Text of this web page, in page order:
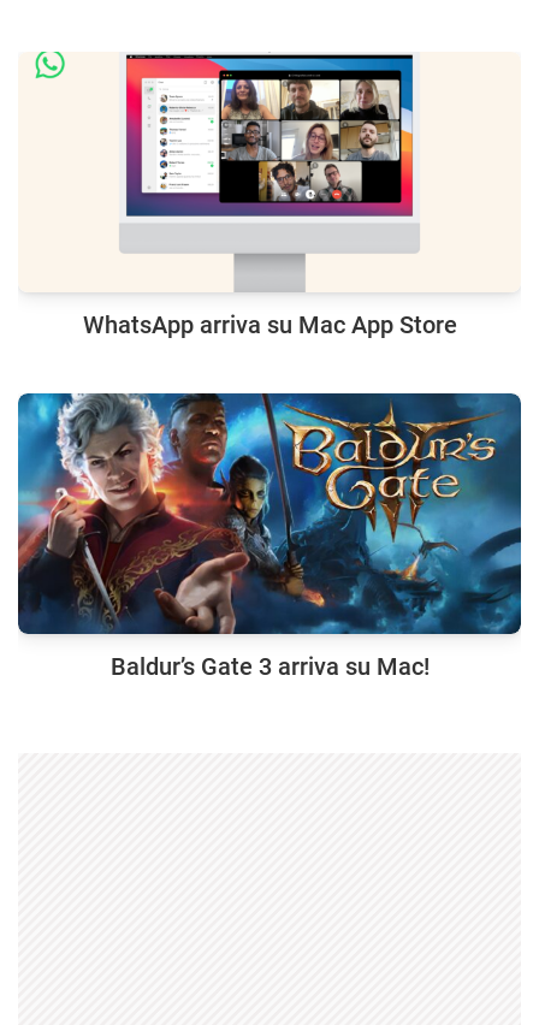
WhatsApp arriva su Mac App Store
Baldur’s Gate 3 arriva su Mac!